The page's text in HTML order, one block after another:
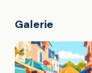
Galerie